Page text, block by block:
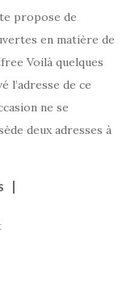
propose de
en matière de
Voilà quelques
l’adresse de ce
ne se
deux adresses à